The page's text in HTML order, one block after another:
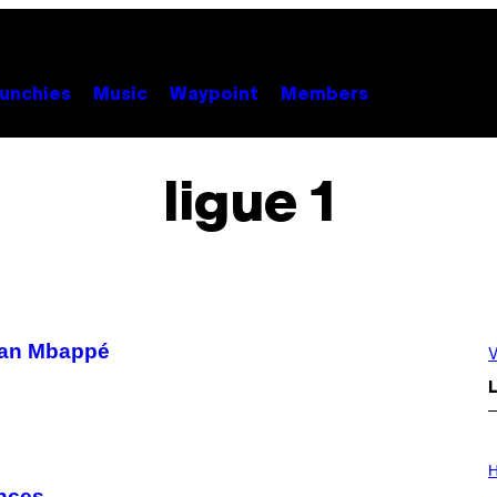
Music Waypoint Members
ligue 1
Mbappé
L